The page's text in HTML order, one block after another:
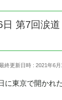
日 第7回涙
終更新日時 : 2021年6月
に東京で開かれ